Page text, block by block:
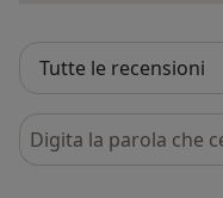
Cerca nelle recensioni